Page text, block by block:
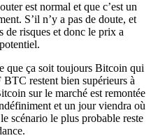
est normal et que c’est un
S’il n’y a pas de doute, et
de risques et donc le prix a
que ça soit toujours Bitcoin qui
restent bien supérieurs à
sur le marché est remontée
et un jour viendra où
scénario le plus probable reste